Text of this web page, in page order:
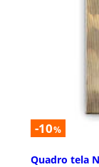
-10%
Quadro tela